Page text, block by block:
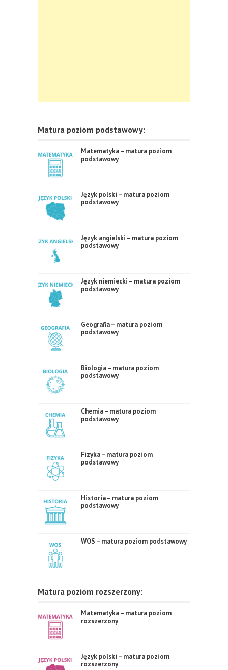
Matura poziom podstawowy:
Matematyka – matura poziom
podstawowy
Język polski – matura poziom
podstawowy
Język angielski – matura poziom
podstawowy
Język niemiecki – matura poziom
podstawowy
Geografia – matura poziom
podstawowy
Biologia – matura poziom
podstawowy
Chemia – matura poziom
podstawowy
Fizyka – matura poziom
podstawowy
Historia – matura poziom
podstawowy
WOS – matura poziom podstawowy
Matura poziom rozszerzony:
Matematyka – matura poziom
rozszerzony
Język polski – matura poziom
rozszerzony